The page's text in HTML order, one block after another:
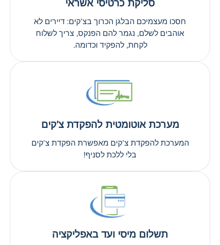
סליקת כרטיסי אשראי
חסכו מעצמיכם הבלגן הכרוך בצ’קים: דיירים לא
אוהבים לשלם, נגמר להם הפנקס, צריך לשלוח
לקחת, להפקיד וכדומה.
מערכת אוטומטית להפקדת צ'קים
המערכת להפקדת צ’קים מאפשרת הפקדת צ’קים
בלי ללכת לסניף!
תשלום מיסי ועד באפליקציה